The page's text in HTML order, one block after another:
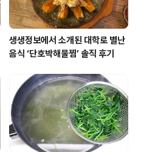
생생정보에서 소개된 대학로 별난
음식 ‘단호박해물찜’ 솔직 후기